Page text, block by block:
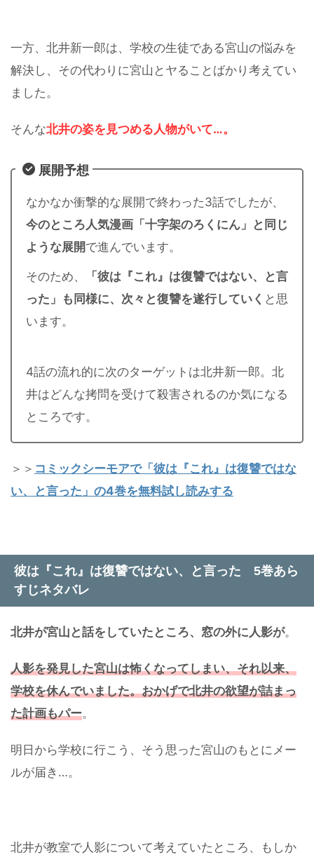
一方、北井新一郎は、学校の生徒である宮山の悩みを
解決し、その代わりに宮山とヤることばかり考えてい
ました。
そんな北井の姿を見つめる人物がいて…。
展開予想
なかなか衝撃的な展開で終わった3話でしたが、
今のところ人気漫画「十字架のろくにん」と同じ
ような展開で進んでいます。
そのため、
「彼は『これ』は復讐ではない、と言
った」も同様に、次々と復讐を遂行していく と思
います。
4話の流れ的に次のターゲットは北井新一郎。北
井はどんな拷問を受けて殺害されるのか気になる
ところです。
＞＞ コミックシーモアで「彼は『これ』は復讐ではな
い、と言った」の4巻を無料試し読みする
彼は『これ』は復讐ではない、と言った 5巻あら
すじネタバレ
北井が宮山と話をしていたところ、窓の外に人影が。
人影を発見した宮山は怖くなってしまい、それ以来、
学校を休んでいました。おかげで北井の欲望が詰まっ
た計画もパー。
明日から学校に行こう、そう思った宮山のもとにメー
ルが届き…。
北井が教室で人影について考えていたところ、もしか